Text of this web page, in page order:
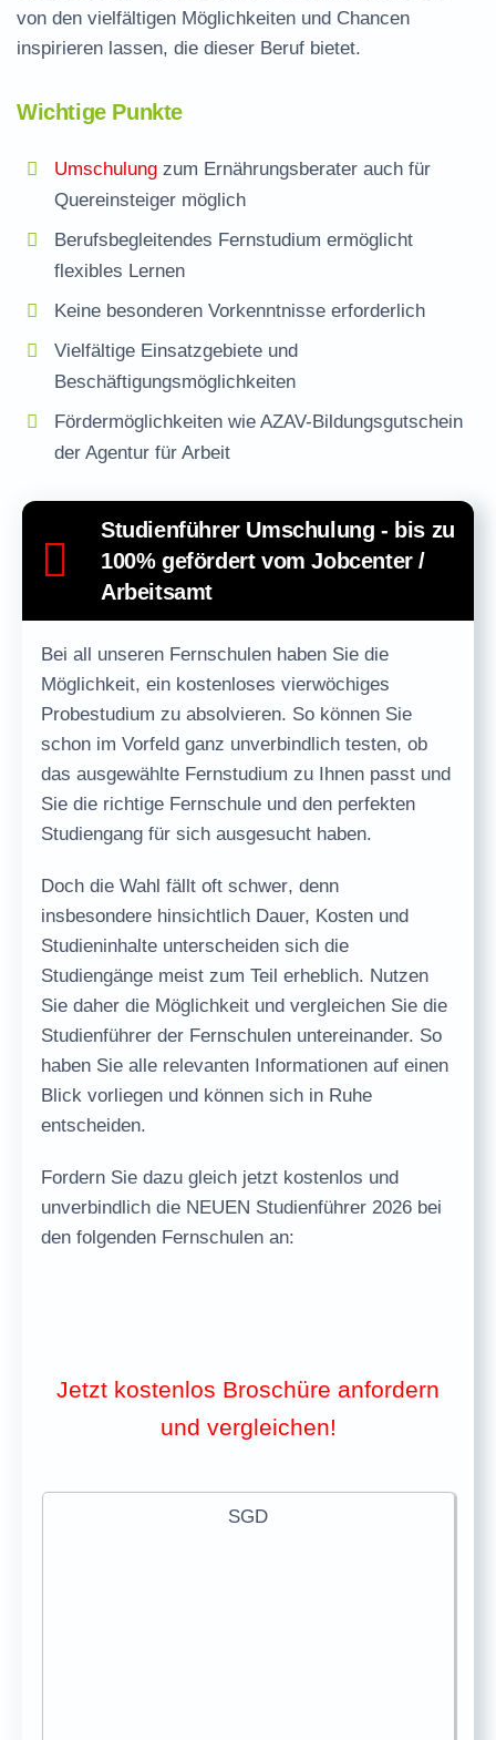
von den vielfältigen Möglichkeiten und Chancen
inspirieren lassen, die dieser Beruf bietet.
Wichtige Punkte
Umschulung zum Ernährungsberater auch für
Quereinsteiger möglich
Berufsbegleitendes Fernstudium ermöglicht
flexibles Lernen
Keine besonderen Vorkenntnisse erforderlich
Vielfältige Einsatzgebiete und
Beschäftigungsmöglichkeiten
Fördermöglichkeiten wie AZAV-Bildungsgutschein
der Agentur für Arbeit
Studienführer Umschulung - bis zu
100% gefördert vom Jobcenter /
Arbeitsamt
Bei all unseren Fernschulen haben Sie die
Möglichkeit, ein kostenloses vierwöchiges
Probestudium zu absolvieren. So können Sie
schon im Vorfeld ganz unverbindlich testen, ob
das ausgewählte Fernstudium zu Ihnen passt und
Sie die richtige Fernschule und den perfekten
Studiengang für sich ausgesucht haben.
Doch dieWahl fällt oft schwer, denn
insbesondere hinsichtlich Dauer, Kosten und
Studieninhalte unterscheiden sich die
Studiengänge meist zum Teil erheblich. Nutzen
Sie daher die Möglichkeit und vergleichen Sie die
Studienführer der Fernschulen untereinander. So
haben Sie alle relevanten Informationen auf einen
Blick vorliegen und können sich in Ruhe
entscheiden.
Fordern Sie dazu gleich jetzt kostenlos und
unverbindlich die NEUEN Studienführer 2026 bei
den folgenden Fernschulen an:
Jetzt kostenlos Broschüre anfordern
und vergleichen!
SGD